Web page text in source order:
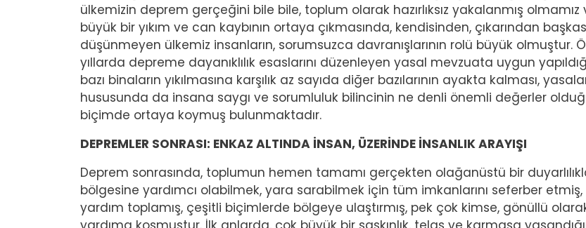
ülkemizin deprem gerçeğini bile bile, toplum olarak hazırlıksız yakalanmış
büyük bir yıkım ve can kaybının ortaya çıkmasında, kendisinden, çıkarından
düşünmeyen ülkemiz insanların, sorumsuzca davranışlarının rolü büyük olmuştur.
yıllarda depreme dayanıklılık esaslarını düzenleyen yasal mevzuata uygun
bazı binaların yıkılmasına karşılık az sayıda diğer bazılarının ayakta kalması,
hususunda da insana saygı ve sorumluluk bilincinin ne denli önemli değerler
biçimde ortaya koymuş bulunmaktadır.
DEPREMLER SONRASI: ENKAZ ALTINDA İNSAN, ÜZERİNDE İNSANLIK ARAYIŞI
Deprem sonrasında, toplumun hemen tamamı gerçekten olağanüstü bir
bölgesine yardımcı olabilmek, yara sarabilmek için tüm imkanlarını seferber
yardım toplamış, çeşitli biçimlerde bölgeye ulaştırmış, pek çok kimse, gönüllü